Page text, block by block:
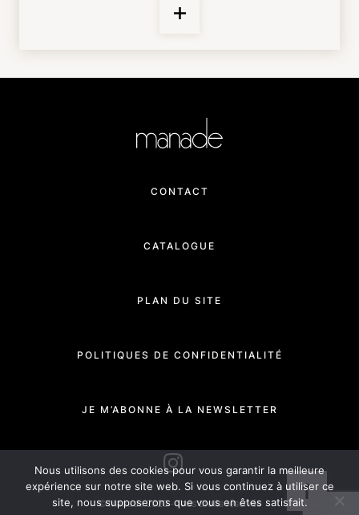
CONTACT
CATALOGUE
PLAN DU SITE
POLITIQUES DE CONFIDENTIALITÉ
JE M’ABONNE À LA NEWSLETTER
© Manade 2020 - Tous droits réservés
Nous utilisons des cookies pour vous garantir la meilleure
expérience sur notre site web. Si vous continuez à utiliser ce
site, nous supposerons que vous en êtes satisfait.